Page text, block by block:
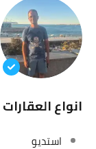
انواع العقارات
استديو